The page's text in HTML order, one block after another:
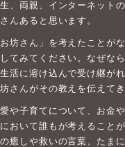
、両親、インターネット
んあると思います。
坊さん」を考えたことが
てみてください。なぜな
活に溶け込んで受け継が
さんがその教えを伝えてき
や子育てについて、お金
おいて誰もが考えること
癒しや救いの言葉、たま